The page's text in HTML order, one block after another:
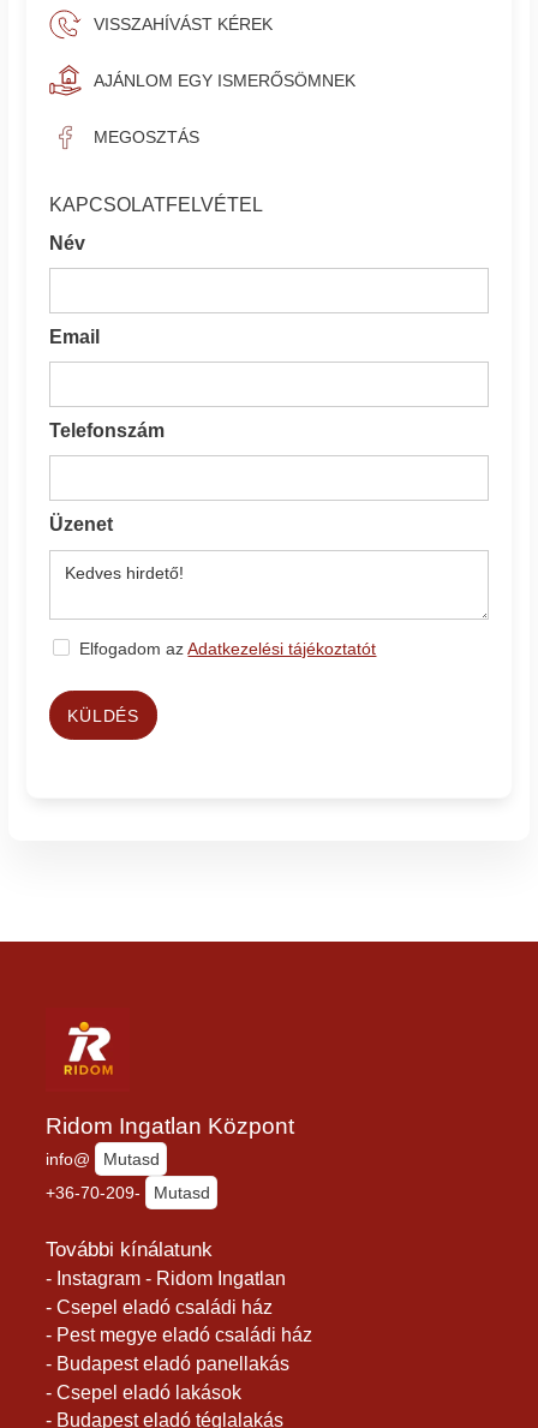
VISSZAHÍVÁST KÉREK
AJÁNLOM EGY ISMERŐSÖMNEK
MEGOSZTÁS
KAPCSOLATFELVÉTEL
Név
Email
Telefonszám
Üzenet
Elfogadom azAdatkezelési tájékoztatót
KÜLDÉS
Ridom Ingatlan Központ
info@
Mutasd
+36-70-209-
Mutasd
További kínálatunk
- Instagram - Ridom Ingatlan
- Csepel eladó családi ház
- Pest megye eladó családi ház
- Budapest eladó panellakás
- Csepel eladó lakások
- Budapest eladó téglalakás